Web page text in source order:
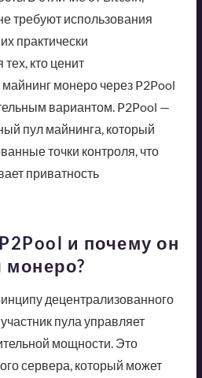
требуют использования
практически
кто ценит
монеро через P2Pool
вариантом. P2Pool —
пул майнинга, который
точки контроля, что
приватность
и почему он
монеро?
децентрализованного
пула управляет
мощности. Это
сервера, который может